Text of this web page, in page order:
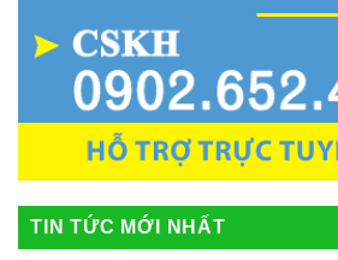
TIN TỨC MỚI NHẤT